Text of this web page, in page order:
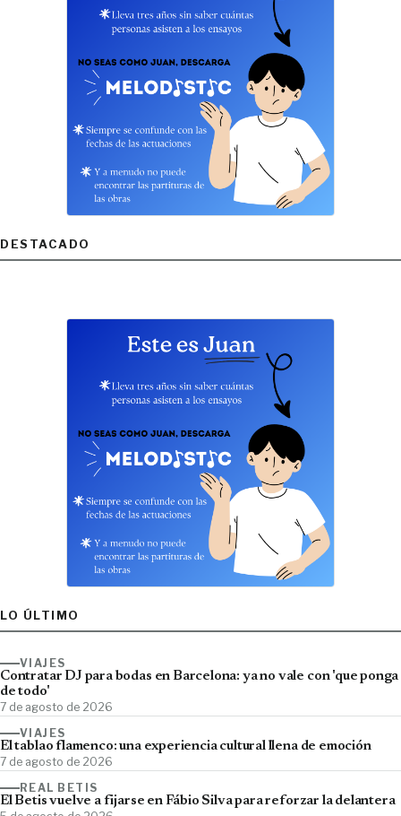
DESTACADO
LO ÚLTIMO
VIAJES
Contratar DJ para bodas en Barcelona: ya no vale con 'que ponga
de todo'
7 de agosto de 2026
VIAJES
El tablao flamenco: una experiencia cultural llena de emoción
7 de agosto de 2026
REAL BETIS
El Betis vuelve a fijarse en Fábio Silva para reforzar la delantera